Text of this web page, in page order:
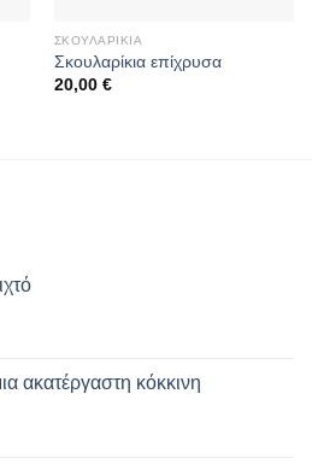
ΣΚΟΥΛΑΡΊΚΙΑ
Σκουλαρίκια επίχρυσα
20,00 €
ακατέργαστη κόκκινη